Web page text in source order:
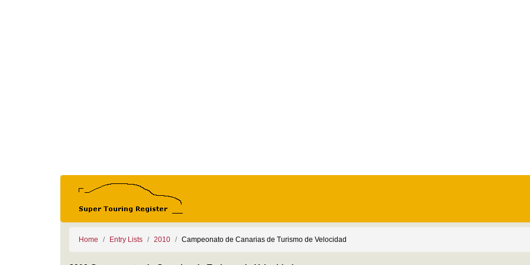
Home Entry Lists 2010 Campeonato de Canarias de Turismo de Velocidad